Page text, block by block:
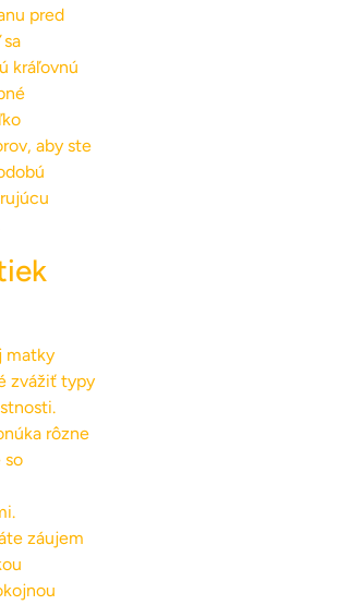
pred
kráľovnú
aby ste
matky
zvážiť typy
rôzne
so
záujem